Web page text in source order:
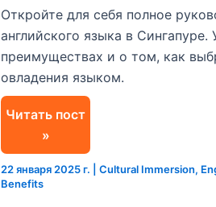
Откройте для себя полное
английского языка в
преимуществах и о том, как
овладения языком.
Сингапуре:
полное
руководство
Читать пост
»
22 января 2025 г. Cultural Immersion,
Benefits